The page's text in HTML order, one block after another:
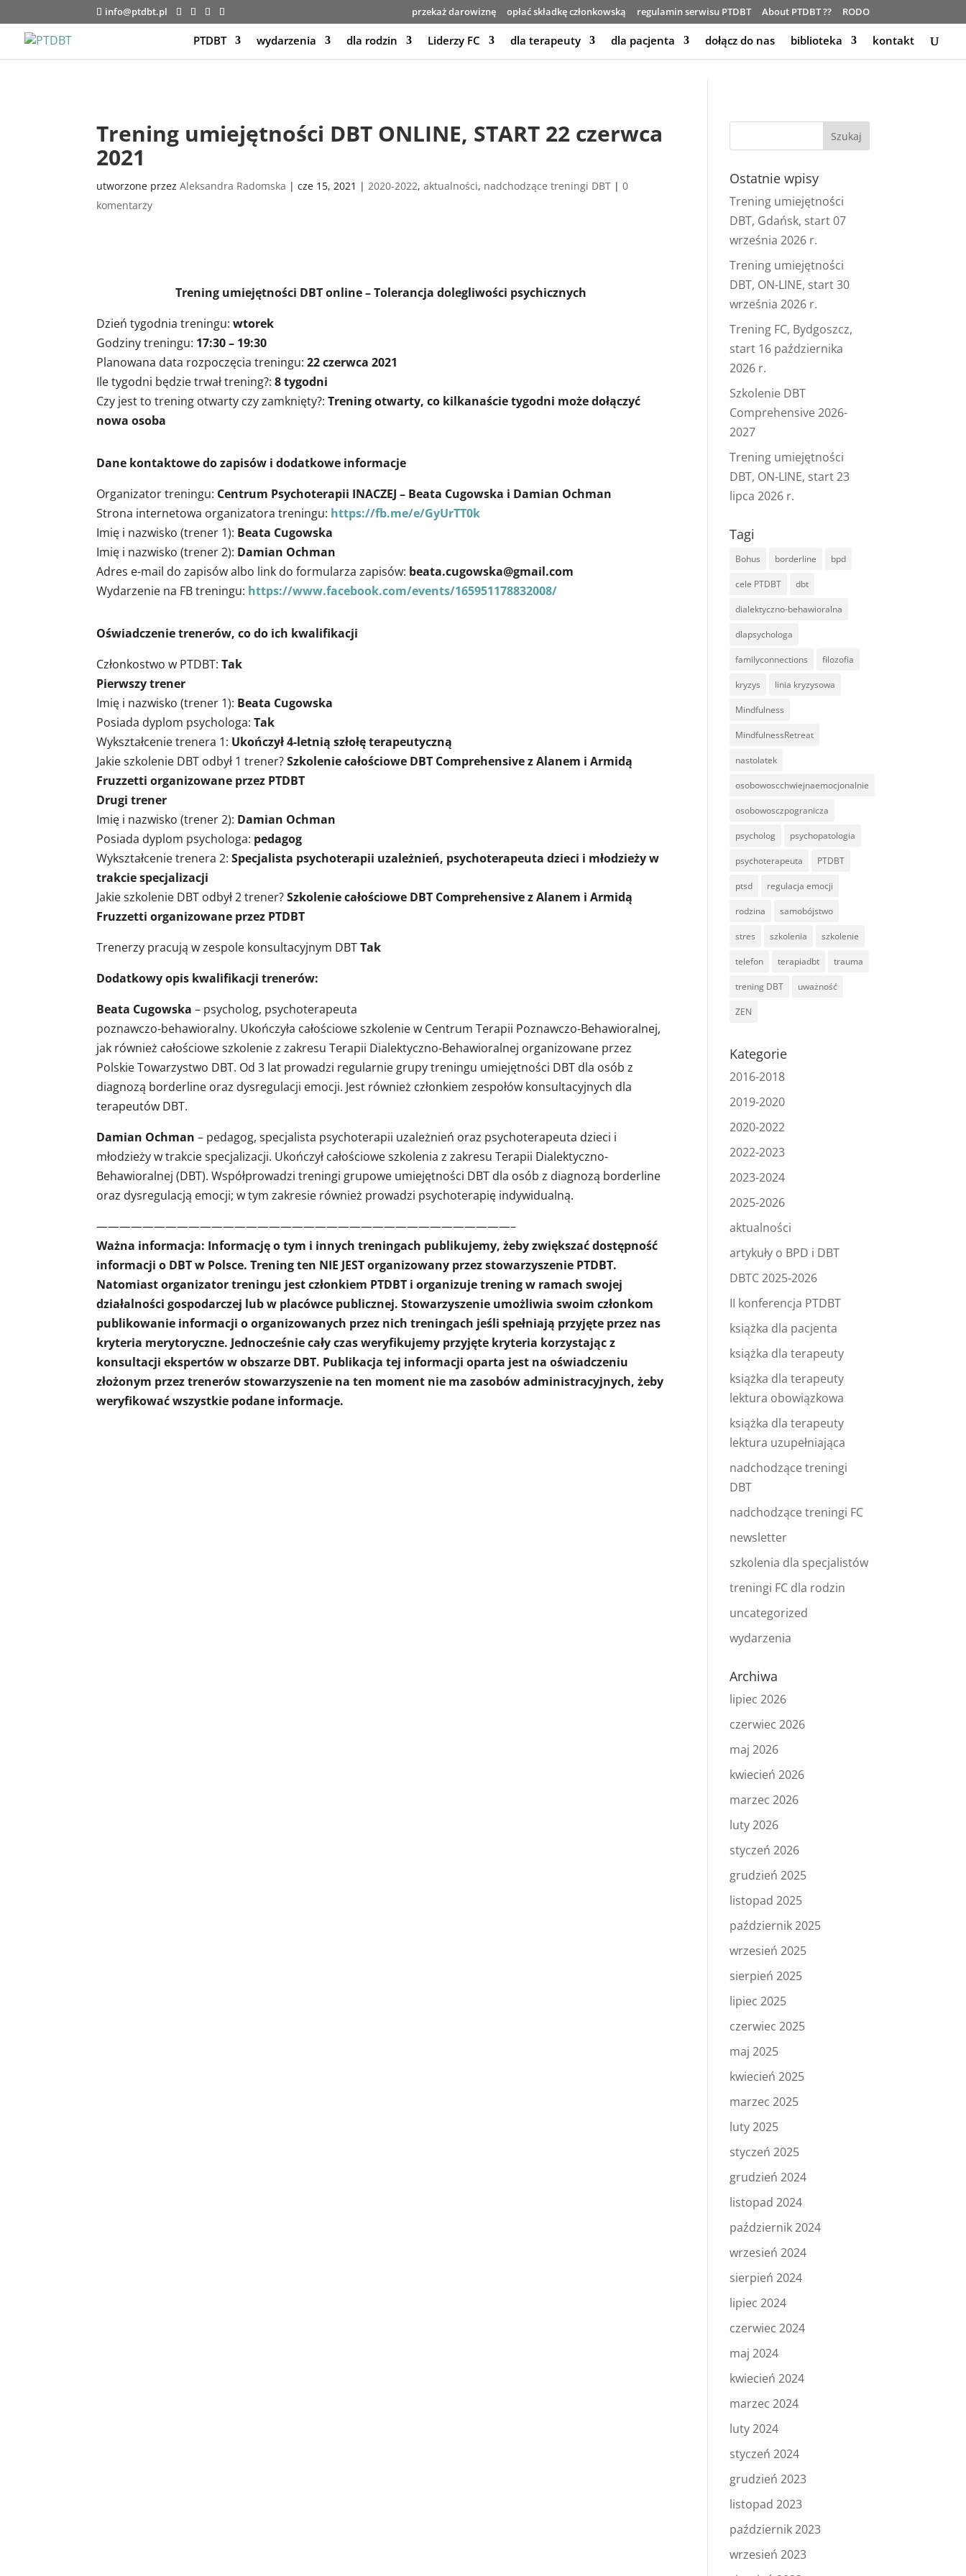
info@ptdbt.pl przekaż darowiznę opłać składkę członkowską regulamin serwisu PTDBT About PTDBT ?? RODO
PTDBT wydarzenia dla rodzin Liderzy FC dla terapeuty dla pacjenta dołącz do nas biblioteka kontakt
Trening umiejętności DBT ONLINE, START 22 czerwca
2021
utworzone przezAleksandra Radomska |cze 15, 2021 |2020-2022,aktualności, nadchodzące treningi DBT |0
komentarzy
Trening umiejętności DBT online – Tolerancja dolegliwości psychicznych
Dzień tygodnia treningu:wtorek
Godziny treningu: 17:30 – 19:30
Planowana data rozpoczęcia treningu:22 czerwca 2021
Ile tygodni będzie trwał trening?:8 tygodni
Czy jest to trening otwarty czy zamknięty?:Trening otwarty, co kilkanaście tygodni może dołączyć
nowa osoba
Dane kontaktowe do zapisów i dodatkowe informacje
Organizator treningu: Centrum Psychoterapii INACZEJ – Beata Cugowska i Damian Ochman
Strona internetowa organizatora treningu: https://fb.me/e/GyUrTT0k
Imię i nazwisko (trener 1): Beata Cugowska
Imię i nazwisko (trener 2): Damian Ochman
Adres e-mail do zapisów albo link do formularza zapisów: beata.cugowska@gmail.com
Wydarzenie na FB treningu: https://www.facebook.com/events/165951178832008/
Oświadczenie trenerów, co do ich kwalifikacji
Członkostwo w PTDBT:Tak
Pierwszy trener
Imię i nazwisko (trener 1): Beata Cugowska
Posiada dyplom psychologa:Tak
Wykształcenie trenera 1: Ukończył 4-letnią szłołę terapeutyczną
Jakie szkolenie DBT odbył 1 trener?Szkolenie całościowe DBT Comprehensive z Alanem i Armidą
Fruzzetti organizowane przez PTDBT
Drugi trener
Imię i nazwisko (trener 2): Damian Ochman
Posiada dyplom psychologa: pedagog
Wykształcenie trenera 2: Specjalista psychoterapii uzależnień, psychoterapeuta dzieci i młodzieżyw
trakcie specjalizacji
Jakie szkolenie DBT odbył 2 trener?Szkolenie całościowe DBT Comprehensive z Alanem i Armidą
Fruzzetti organizowane przez PTDBT
Trenerzy pracują w zespole konsultacyjnym DBTTak
Dodatkowy opis kwalifikacji trenerów:
Beata Cugowska – psycholog, psychoterapeuta
poznawczo-behawioralny. Ukończyła całościowe szkolenie w Centrum Terapii Poznawczo-Behawioralnej,
jak również całościowe szkolenie z zakresu Terapii Dialektyczno-Behawioralnej organizowane przez
Polskie Towarzystwo DBT. Od 3 lat prowadzi regularnie grupy treningu umiejętności DBT dla osób z
diagnozą borderline oraz dysregulacji emocji. Jest również członkiem zespołów konsultacyjnych dla
terapeutów DBT.
Damian Ochman – pedagog, specjalista psychoterapii uzależnień oraz psychoterapeuta dzieci i
młodzieży w trakcie specjalizacji. Ukończył całościowe szkolenia z zakresu Terapii Dialektyczno-
Behawioralnej (DBT). Współprowadzi treningi grupowe umiejętności DBT dla osób z diagnozą borderline
oraz dysregulacją emocji; w tym zakresie również prowadzi psychoterapię indywidualną.
————————————————————————————————————–
Ważna informacja: Informację o tym i innych treningach publikujemy, żeby zwiększać dostępność
informacji o DBT w Polsce. Trening ten NIE JEST organizowany przez stowarzyszenie PTDBT.
Natomiast organizator treningu jest członkiem PTDBT i organizuje trening w ramach swojej
działalności gospodarczej lub w placówce publicznej. Stowarzyszenie umożliwia swoim członkom
publikowanie informacji o organizowanych przez nich treningach jeśli spełniają przyjęte przez nas
kryteria merytoryczne. Jednocześnie cały czas weryfikujemy przyjęte kryteria korzystając z
konsultacji ekspertów w obszarze DBT. Publikacja tej informacji oparta jest na oświadczeniu
złożonym przez trenerów stowarzyszenie na ten moment nie ma zasobów administracyjnych, żeby
weryfikować wszystkie podane informacje.
Ostatnie wpisy
Trening umiejętności
DBT, Gdańsk, start 07
września 2026 r.
Trening umiejętności
DBT, ON-LINE, start 30
września 2026 r.
Trening FC, Bydgoszcz,
start 16 października
2026 r.
Szkolenie DBT
Comprehensive 2026-
2027
Trening umiejętności
DBT, ON-LINE, start 23
lipca 2026 r.
Tagi
Bohus borderline bpd
cele PTDBT dbt
dialektyczno-behawioralna
dlapsychologa
familyconnections filozofia
kryzys linia kryzysowa
Mindfulness
MindfulnessRetreat
nastolatek
osobowoscchwiejnaemocjonalnie
osobowosczpogranicza
psycholog psychopatologia
psychoterapeuta PTDBT
ptsd regulacja emocji
rodzina samobójstwo
stres szkolenia szkolenie
telefon terapiadbt trauma
trening DBT uważność
ZEN
Kategorie
2016-2018
2019-2020
2020-2022
2022-2023
2023-2024
2025-2026
aktualności
artykuły o BPD i DBT
DBTC 2025-2026
II konferencja PTDBT
książka dla pacjenta
książka dla terapeuty
książka dla terapeuty
lektura obowiązkowa
książka dla terapeuty
lektura uzupełniająca
nadchodzące treningi
DBT
nadchodzące treningi FC
newsletter
szkolenia dla specjalistów
treningi FC dla rodzin
uncategorized
wydarzenia
Archiwa
lipiec 2026
czerwiec 2026
maj 2026
kwiecień 2026
marzec 2026
luty 2026
styczeń 2026
grudzień 2025
listopad 2025
październik 2025
wrzesień 2025
sierpień 2025
lipiec 2025
czerwiec 2025
maj 2025
kwiecień 2025
marzec 2025
luty 2025
styczeń 2025
grudzień 2024
listopad 2024
październik 2024
wrzesień 2024
sierpień 2024
lipiec 2024
czerwiec 2024
maj 2024
kwiecień 2024
marzec 2024
luty 2024
styczeń 2024
grudzień 2023
listopad 2023
październik 2023
wrzesień 2023